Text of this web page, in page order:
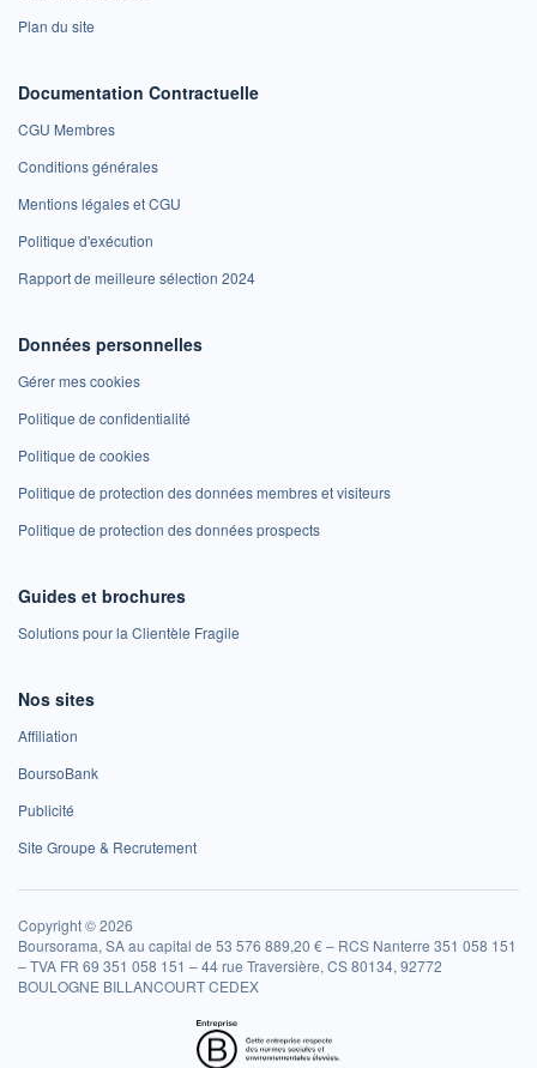
Plan du site
Documentation Contractuelle
CGU Membres
Conditions générales
Mentions légales et CGU
Politique d'exécution
Rapport de meilleure sélection 2024
Données personnelles
Gérer mes cookies
Politique de confidentialité
Politique de cookies
Politique de protection des données membres et visiteurs
Politique de protection des données prospects
Guides et brochures
Solutions pour la Clientèle Fragile
Nos sites
Affiliation
BoursoBank
Publicité
Site Groupe & Recrutement
Copyright © 2026
Boursorama, SA au capital de 53 576 889,20 € – RCS Nanterre 351 058 151
– TVA FR 69 351 058 151 – 44 rue Traversière, CS 80134, 92772
BOULOGNE BILLANCOURT CEDEX